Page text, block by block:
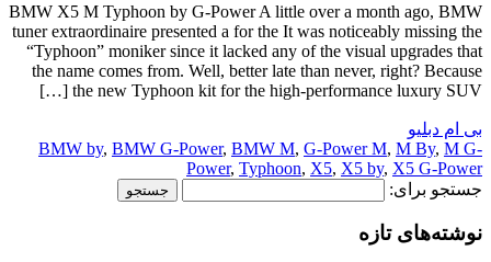
BMW X5 M Typhoon by G-Power A little over a month ago, BMW
tuner extraordinaire presented a for the It was noticeably missing the
“Typhoon” moniker since it lacked any of the visual upgrades that
the name comes from. Well, better late than never, right? Because
the new Typhoon kit for the high-performance luxury SUV […]
بی ام دبلیو
BMW by, BMW G-Power, BMW M, G-Power M, M By, M G-
Power, Typhoon, X5, X5 by, X5 G-Power
جستجو برای:
نوشته‌های تازه